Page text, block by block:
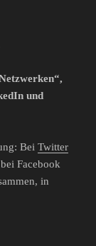
und
BeiTwitter
Facebook
in